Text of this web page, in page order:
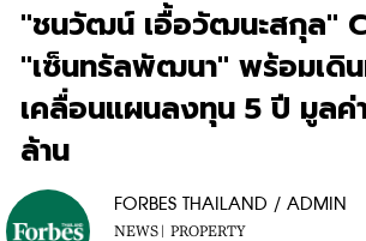
"ชนวัฒน์ เอื้อวัฒนะสกุล"
"เซ็นทรัลพัฒนา" พร้อมเดิ
เคลื่อนแผนลงทุน 5 ปี มูลค่
ล้าน
FORBES THAILAND / ADMIN
NEWS | PROPERTY